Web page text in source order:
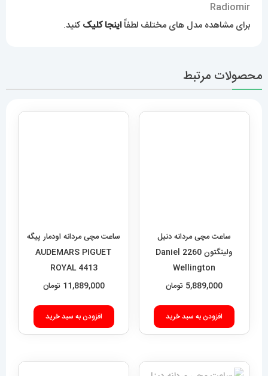
برای مشاهده مدل های مختلف لطفاًاینجا کلیککنید.
محصولات مرتبط
ساعت مچی مردانه دنیل
ولینگتون 2260 Daniel
Wellington
5,889,000 تومان
افزودن به سبد خرید
ساعت مچی مردانه اودمار پیگه
AUDEMARS PIGUET
ROYAL 4413
11,889,000 تومان
افزودن به سبد خرید